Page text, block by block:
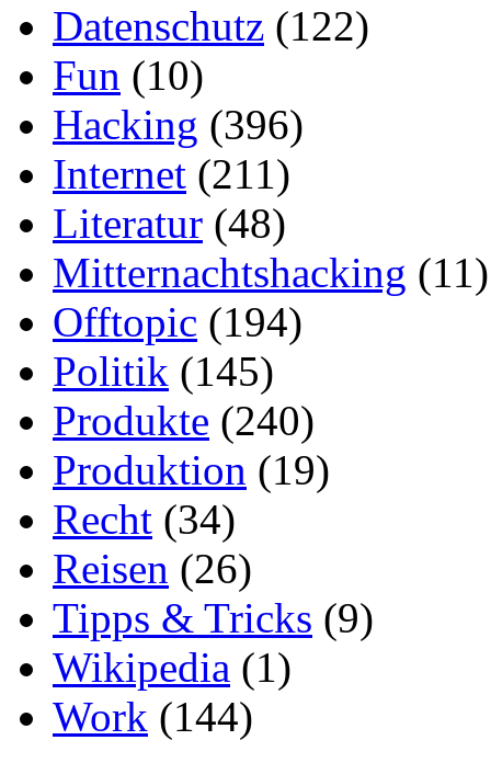
Datenschutz (122)
Fun (10)
Hacking (396)
Internet (211)
Literatur (48)
Mitternachtshacking (11)
Offtopic (194)
Politik (145)
Produkte (240)
Produktion (19)
Recht (34)
Reisen (26)
Tipps & Tricks (9)
Wikipedia (1)
Work (144)